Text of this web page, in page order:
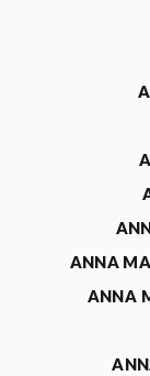
ANNA
ANNA